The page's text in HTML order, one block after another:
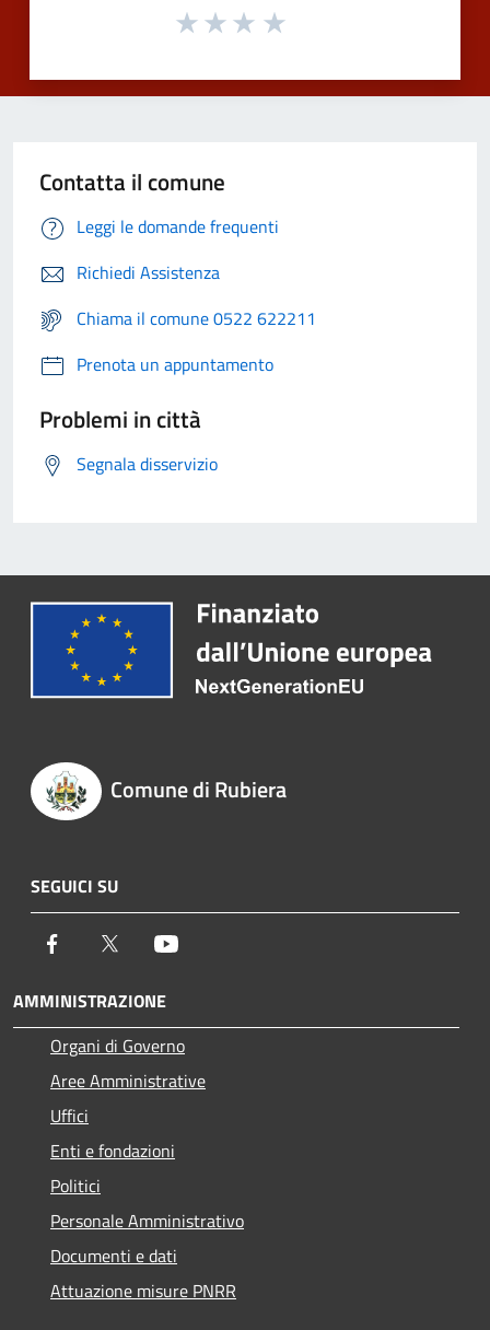
Contatta il comune
Leggi le domande frequenti
Richiedi Assistenza
Chiama il comune 0522 622211
Prenota un appuntamento
Problemi in città
Segnala disservizio
Comune di Rubiera
SEGUICI SU
Facebook Twitter
AMMINISTRAZIONE
Organi di Governo
Aree Amministrative
Uffici
Enti e fondazioni
Politici
Personale Amministrativo
Documenti e dati
Attuazione misure PNRR